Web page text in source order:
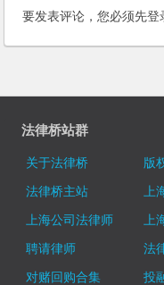
要发表评论，您必须先登
法律桥站群
关于法律桥 版
法律桥主站
上
上海公司法律师
上
聘请律师
法
对赌回购合集
投